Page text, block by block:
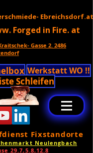
Ebreichsdorf.at
Forged in Fire. at
Gasse 2. 2486
Werkstatt WO !!
Schleifen
Fixstandorte
Neulengbach
29.7,5.8,12.8